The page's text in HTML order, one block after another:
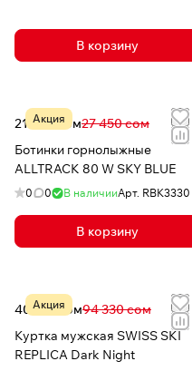
В корзину
Акция
21 959 сом27 450 сом
Ботинки горнолыжные
ALLTRACK 80 W SKY BLUE
0 0 В наличииАрт. RBK3330
В корзину
Акция
40 732 сом94 330 сом
Куртка мужская SWISS SKI
REPLICA Dark Night